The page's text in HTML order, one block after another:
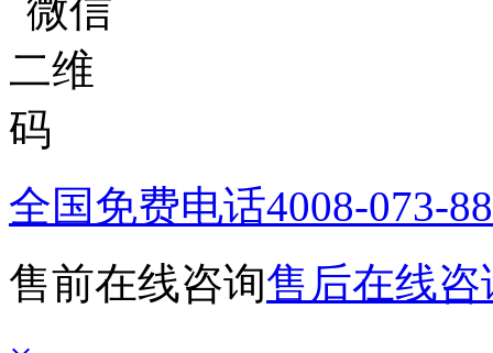
全国免费电话4008-073-
售前在线咨询售后在线咨